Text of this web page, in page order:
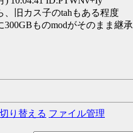
旧カス子のtahもある程度
ものmodがそのまま継承
り替える ファイル管理